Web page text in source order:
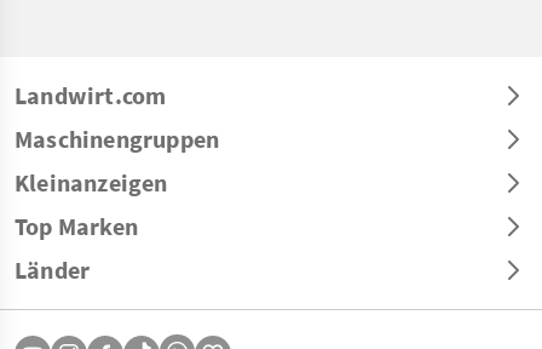
Landwirt.com
Maschinengruppen
Kleinanzeigen
Top Marken
Länder